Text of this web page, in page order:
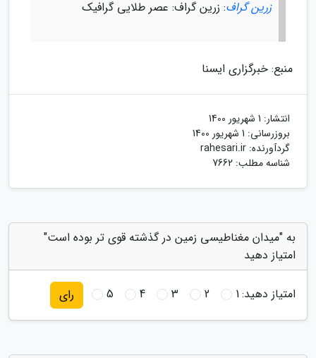
زرین گراف: زرین گراف: عصر طلایی گرافیک
منبع: خبرگزاری ایسنا
انتشار: 1 شهریور 1400
بروزرسانی: 1 شهریور 1400
گردآورنده: rahesari.ir
شناسه مطلب: 7662
به "میدان مغناطیسی زمین در گذشته قوی تر بوده است"
امتیاز دهید
امتیاز دهید:1
2
3
4
5 رای